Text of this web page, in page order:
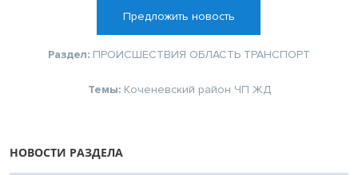
Предложить новость
Раздел: ПРОИСШЕСТВИЯ ОБЛАСТЬ ТРАНСПОРТ
Темы: Коченевский район ЧП ЖД
НОВОСТИ РАЗДЕЛА